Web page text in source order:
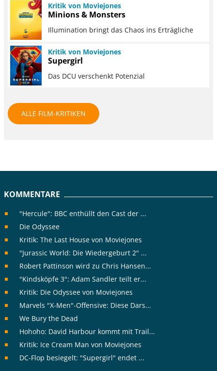
Kritik von Moviejones
Minions & Monsters
Illumination bringt das Chaos ins Erträgliche
Kritik von Moviejones
Supergirl
Das DCU verschenkt Potenzial
ALLE FILM-KRITIKEN
KOMMENTARE
"Hercule": BBC enthüllt den Cast der ...
Die Odyssee
Kritik: The Last House von Moviejones
"Jurassic World: Die Wiedergeburt 2" ...
Robert Pattinson wird zu Chris Hansen...
"Kindsköpfe 3": Adam Sandler teilt er...
Kritik: Die Odyssee von Moviejones
Marvels "X-Men"-Offensive: Diese Dars...
We Bury the Dead
Hohoho: David Harbour kommt mit Trail...
Kritik: Ice Cream Man von Moviejones
DC-Flop besiegelt: "Supergirl" endet ...